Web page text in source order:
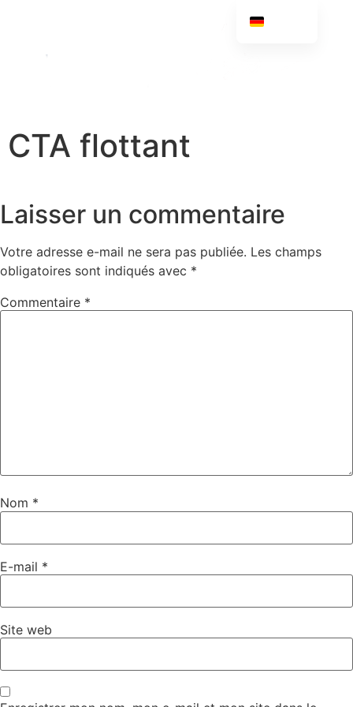
CTA flottant
Laisser un commentaire
Votre adresse e-mail ne sera pas publiée. Les champs
obligatoires sont indiqués avec *
Commentaire *
Nom *
E-mail *
Site web